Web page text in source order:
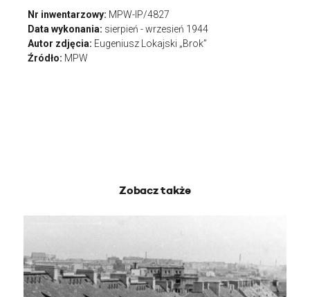
Nr inwentarzowy: MPW-IP/4827
Data wykonania: sierpień - wrzesień 1944
Autor zdjęcia: Eugeniusz Lokajski „Brok”
Źródło: MPW
Zobacz także